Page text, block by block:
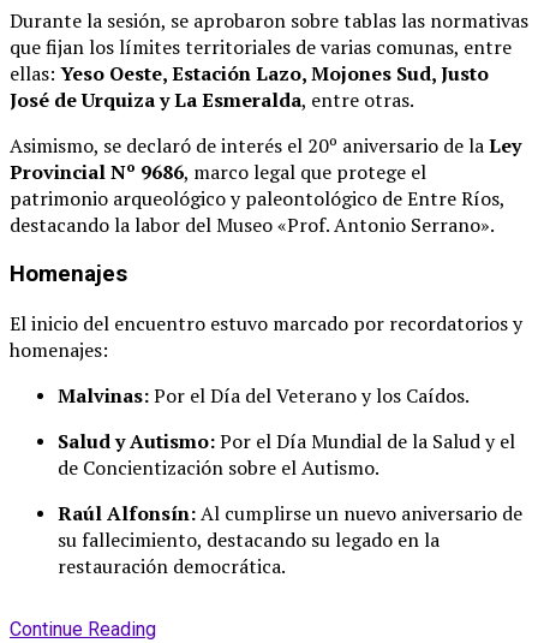
Durante la sesión, se aprobaron sobre tablas las normativas
que fijan los límites territoriales de varias comunas, entre
ellas: Yeso Oeste, Estación Lazo, Mojones Sud, Justo
José de Urquiza y La Esmeralda, entre otras.
Asimismo, se declaró de interés el 20º aniversario de laLey
Provincial Nº 9686, marco legal que protege el
patrimonio arqueológico y paleontológico de Entre Ríos,
destacando la labor del Museo «Prof. Antonio Serrano».
Homenajes
El inicio del encuentro estuvo marcado por recordatorios y
homenajes:
Malvinas:Por el Día del Veterano y los Caídos.
Salud y Autismo:Por el Día Mundial de la Salud y el
de Concientización sobre el Autismo.
Raúl Alfonsín:Al cumplirse un nuevo aniversario de
su fallecimiento, destacando su legado en la
restauración democrática.
Continue Reading